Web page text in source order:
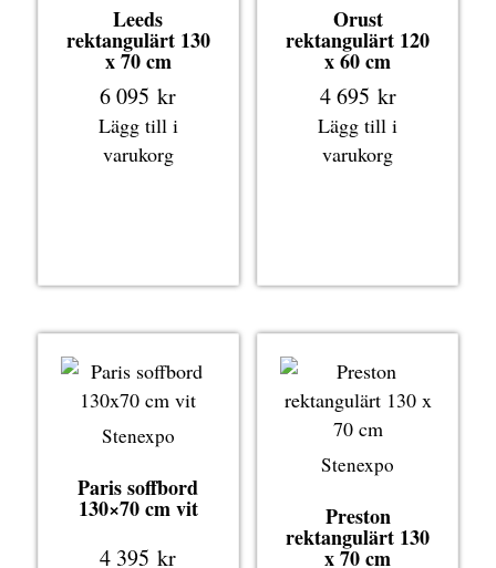
Leeds
rektangulärt 130
x 70 cm
6 095kr
Lägg till i
varukorg
Orust
rektangulärt 120
x 60 cm
4 695 kr
Lägg till i
varukorg
Stenexpo
Paris soffbord
130×70 cm vit
4 395kr
Stenexpo
Preston
rektangulärt 130
x 70 cm